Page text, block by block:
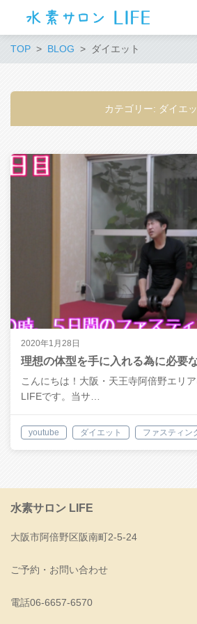
TOP BLOG ダイエット
カテゴリー: ダイエ
2020年1月28日
理想の体型を手に入れる為に必要
こんにちは！大阪・天王寺阿倍野エリ
LIFEです。当サ…
youtube ダイエット ファスティン
水素サロン LIFE
大阪市阿倍野区阪南町2-5-24
ご予約・お問い合わせ
電話06-6657-6570